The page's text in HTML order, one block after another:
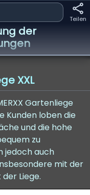
Teilen
der
XXL
Gartenliege
Kunden loben die
und die hohe
zu
jedoch auch
mit der
Liege.